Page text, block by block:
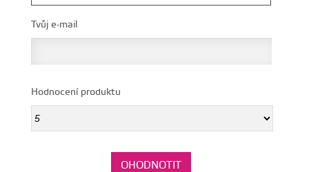
Tvůj e-mail
Hodnocení produktu